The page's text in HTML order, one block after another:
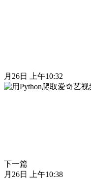
月26日 上午10:32
下一篇
月26日 上午10:38